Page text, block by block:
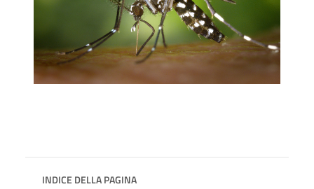
INDICE DELLA PAGINA